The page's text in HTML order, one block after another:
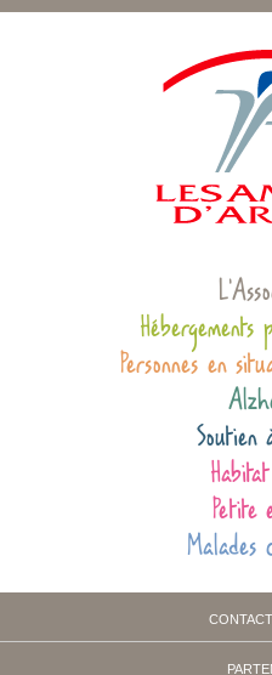
Hébergements
Personnes en
Soutien
Petite
Malades